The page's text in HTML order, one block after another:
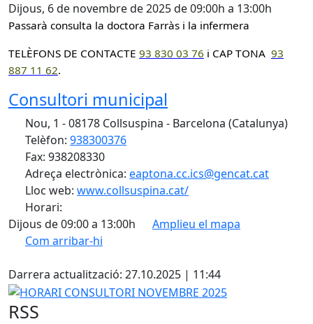
Dijous, 6 de novembre de 2025 de 09:00h a 13:00h
Passarà consulta la doctora Farràs i la infermera
TELÈFONS DE CONTACTE 93 830 03 76 i CAP TONA 93
887 11 62.
Consultori municipal
Nou, 1 - 08178 Collsuspina - Barcelona (Catalunya)
Telèfon: 938300376
Fax: 938208330
Adreça electrònica: eaptona.cc.ics@gencat.cat
Lloc web: www.collsuspina.cat/
Horari:
Dijous de 09:00 a 13:00h
Amplieu el mapa
Com arribar-hi
+
−
Darrera actualització: 27.10.2025 | 11:44
HORARI CONSULTORI NOVEMBRE 2025
RSS